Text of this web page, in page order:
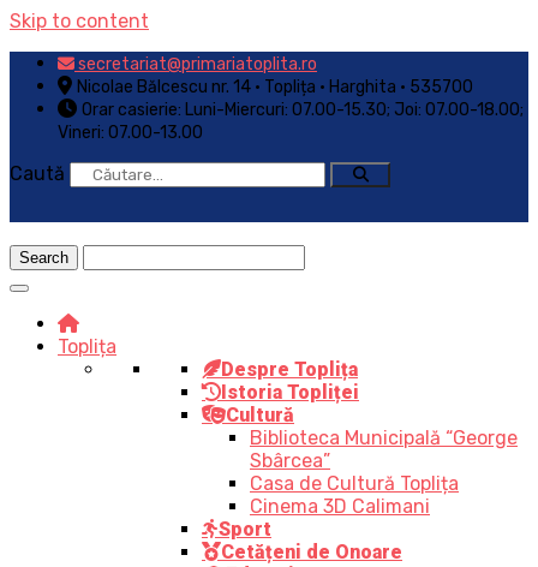
Skip to content
secretariat@primariatoplita.ro
Nicolae Bălcescu nr. 14 • Toplița • Harghita • 535700
Orar casierie: Luni-Miercuri: 07.00-15.30; Joi: 07.00-18.00;
Vineri: 07.00-13.00
Caută
Toplița
Despre Toplița
Istoria Topliței
Cultură
Biblioteca Municipală “George
Sbârcea”
Casa de Cultură Toplița
Cinema 3D Calimani
Sport
Cetățeni de Onoare